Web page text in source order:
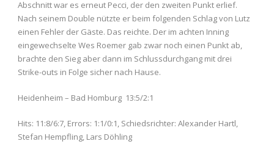
Abschnitt war es erneut Pecci, der den zweiten Punkt erlief.
Nach seinem Double nützte er beim folgenden Schlag von Lutz
einen Fehler der Gäste. Das reichte. Der im achten Inning
eingewechselte Wes Roemer gab zwar noch einen Punkt ab,
brachte den Sieg aber dann im Schlussdurchgang mit drei
Strike-outs in Folge sicher nach Hause.
Heidenheim – Bad Homburg 13:5/2:1
Hits: 11:8/6:7, Errors: 1:1/0:1, Schiedsrichter: Alexander Hartl,
Stefan Hempfling, Lars Döhling